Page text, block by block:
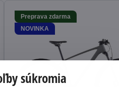
Preprava zdarma
NOVINKA
súkromia